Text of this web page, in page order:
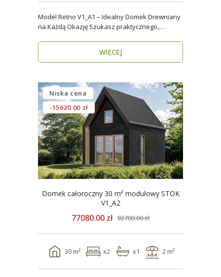
Model Retno V1_A1 – Idealny Domek Drewniany
na Każdą Okazję Szukasz praktycznego,
WIĘCEJ
Niska cena
-15620.00 zł
Domek całoroczny 30 m² modułowy STOK
V1_A2
77080.00 zł 92700.00 zł
30 m² x2 x1 2 m²